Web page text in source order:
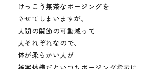
けっこう無茶なポージングを
させてしまいますが、
人間の関節の可動域って
人それぞれなので、
体が柔らかい人が